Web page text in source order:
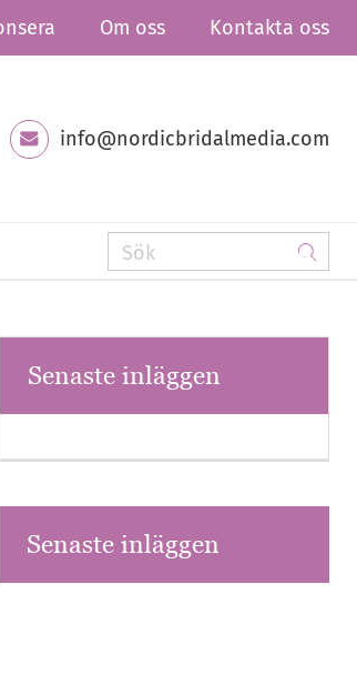
Om oss Kontakta oss
info@nordicbridalmedia.com
Senaste inläggen
Senaste inläggen